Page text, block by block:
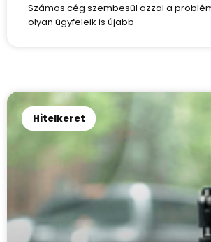
Számos cég szembesül azzal a
olyan ügyfeleik is újabb
Hitelkeret